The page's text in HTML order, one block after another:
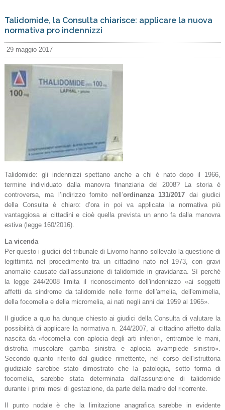
Talidomide, la Consulta chiarisce: applicare la nuova
normativa pro indennizzi
29 maggio 2017
Talidomide: gli indennizzi spettano anche a chi è nato dopo il 1966,
termine individuato dalla manovra finanziaria del 2008? La storia è
controversa, ma l’indirizzo fornito nell’ordinanza 131/2017 dai giudici
della Consulta è chiaro: d’ora in poi va applicata la normativa più
vantaggiosa ai cittadini e cioè quella prevista un anno fa dalla manovra
estiva (legge 160/2016).
La vicenda
Per questo i giudici del tribunale di Livorno hanno sollevato la questione di
legittimità nel procedimento tra un cittadino nato nel 1973, con gravi
anomalie causate dall’assunzione di talidomide in gravidanza. Sì perché
la legge 244/2008 limita il riconoscimento dell'indennizzo «ai soggetti
affetti da sindrome da talidomide nelle forme dell'amelia, dell'emimelia,
della focomelia e della micromelia, ai nati negli anni dal 1959 al 1965».
Il giudice a quo ha dunque chiesto ai giudici della Consulta di valutare la
possibilità di applicare la normativa n. 244/2007, al cittadino affetto dalla
nascita da «focomelia con aplocia degli arti inferiori, entrambe le mani,
distrofia muscolare gamba sinistra e aplocia avampiede sinistro».
Secondo quanto riferito dal giudice rimettente, nel corso dell'istruttoria
giudiziale sarebbe stato dimostrato che la patologia, sotto forma di
focomelia, sarebbe stata determinata dall'assunzione di talidomide
durante i primi mesi di gestazione, da parte della madre del ricorrente.
Il punto nodale è che la limitazione anagrafica sarebbe in evidente